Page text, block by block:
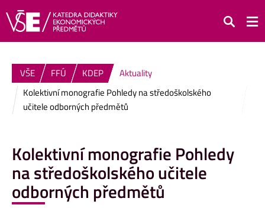
Hledat
VŠE FFÚ KDEP
Aktuality
Kolektivní monografie Pohledy na středoškolského
učitele odborných předmětů
Kolektivní monografie Pohledy
na středoškolského učitele
odborných předmětů